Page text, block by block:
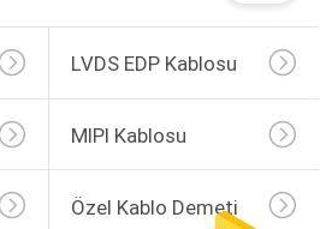
LVDS EDP Kablosu
MIPI Kablosu
Özel Kablo Demeti